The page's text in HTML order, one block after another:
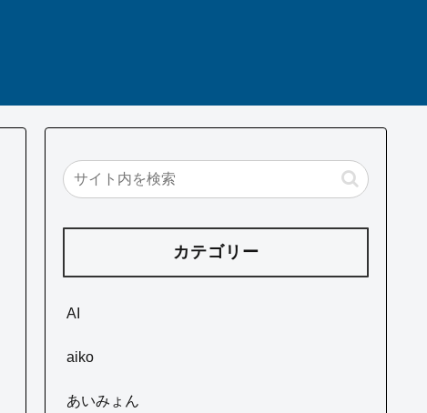
カテゴリー
AI
aiko
あいみょん